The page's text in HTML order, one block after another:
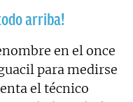
arriba!
en el once
para medirse
el técnico